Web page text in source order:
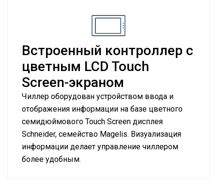
Встроенный контроллер с
цветным LCD Touch
Screen-экраном
Чиллер оборудован устройством ввода и
отображения информации на базе цветного
семидюймового Touch Screen дисплея
Schneider, семейство Magelis. Визуализация
информации делает управление чиллером
более удобным.